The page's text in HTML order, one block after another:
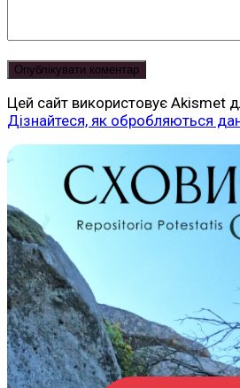
Цей сайт використовує Akismet
Дізнайтеся, як обробляються